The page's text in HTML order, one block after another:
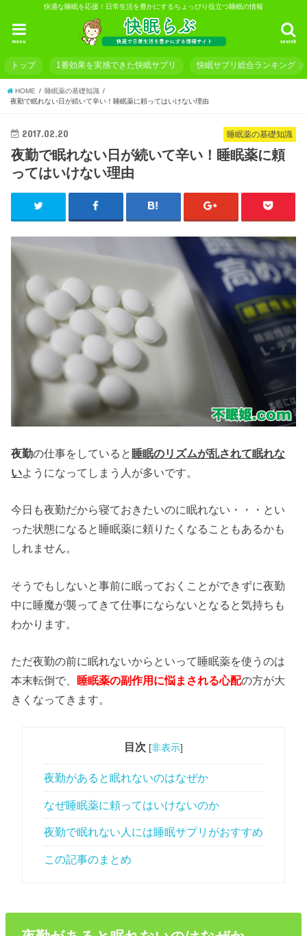
快適な睡眠を応援！日常生活を豊かにするちょっぴり役立つ睡眠の情報
search
menu
トップ 1番効果を実感できた快眠サプリ 快眠サプリ総合ランキング
HOME
睡眠薬の基礎知識
夜勤で眠れない日が続いて辛い！睡眠薬に頼ってはいけない理由
睡眠薬の基礎知識
2017.02.20
夜勤で眠れない日が続いて辛い！睡眠薬に頼
ってはいけない理由
夜勤の仕事をしていると 睡眠のリズムが乱されて眠れな
いようになってしまう人が多いです。
今日も夜勤だから寝ておきたいのに眠れない・・・とい
った状態になると睡眠薬に頼りたくなることもあるかも
しれません。
そうでもしないと事前に眠っておくことができずに夜勤
中に睡魔が襲ってきて仕事にならないとなると気持ちも
わかります。
ただ夜勤の前に眠れないからといって睡眠薬を使うのは
本末転倒で、 睡眠薬の副作用に悩まされる心配の方が大
きくなってきます。
目次 [非表示]
夜勤があると眠れないのはなぜか
なぜ睡眠薬に頼ってはいけないのか
夜勤で眠れない人には睡眠サプリがおすすめ
この記事のまとめ